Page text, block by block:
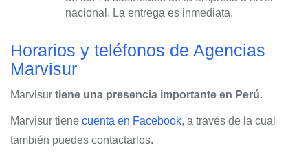
nacional. La entrega es inmediata.
Horarios y teléfonos de Agencias
Marvisur
Marvisur tiene una presencia importante en Perú.
Marvisur tiene cuenta en Facebook, a través de la cual
también puedes contactarlos.